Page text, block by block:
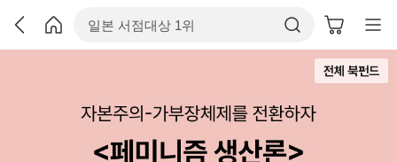
전체 북펀드